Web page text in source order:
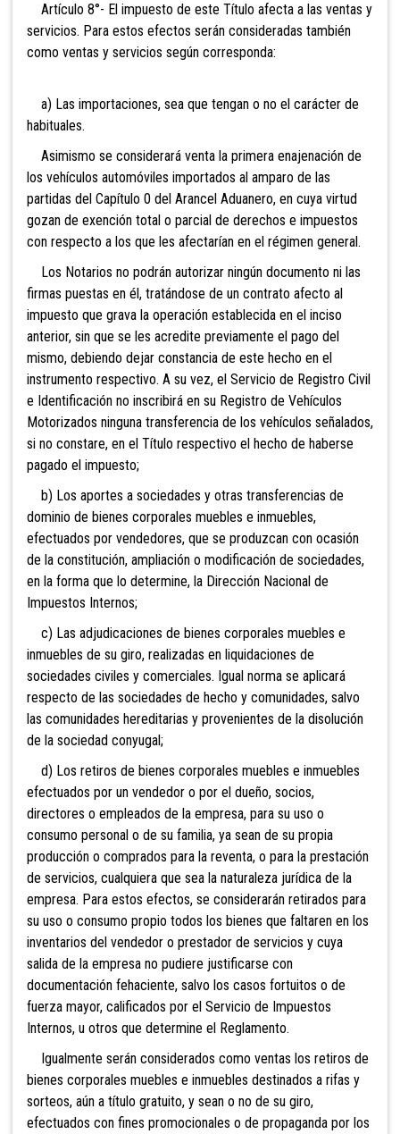
Artículo 8°- El impuesto de este Título afecta a las ventas y
servicios. Para estos efectos serán consideradas también
como ventas y servicios según corresponda:
a) Las importaciones, sea que tengan o no el carácter de
habituales.
Asimismo se considerará venta la primera enajenación de
los vehículos automóviles importados al amparo de las
partidas del Capítulo 0 del Arancel Aduanero, en cuya virtud
gozan de exención total o parcial de derechos e impuestos
con respecto a los que les afectarían en el régimen general.
Los Notarios no podrán autorizar ningún documento ni las
firmas puestas en él, tratándose de un contrato afecto al
impuesto que grava la operación establecida en el inciso
anterior, sin que se les acredite previamente el pago del
mismo, debiendo dejar constancia de este hecho en el
instrumento respectivo. A su vez, el Servicio de Registro Civil
e Identificación no inscribirá en su Registro de Vehículos
Motorizados ninguna transferencia de los vehículos señalados,
si no constare, en el Título respectivo el hecho de haberse
pagado el impuesto;
b) Los aportes a sociedades y otras transferencias de
dominio de bienes corporales muebles e inmuebles,
efectuados por vendedores, que se produzcan con ocasión
de la constitución, ampliación o modificación de sociedades,
en la forma que lo determine, la Dirección Nacional de
Impuestos Internos;
c) Las adjudicaciones de bienes corporales muebles e
inmuebles de su giro, realizadas en liquidaciones de
sociedades civiles y comerciales. Igual norma se aplicará
respecto de las sociedades de hecho y comunidades, salvo
las comunidades hereditarias y provenientes de la disolución
de la sociedad conyugal;
d) Los retiros de bienes corporales muebles e inmuebles
efectuados por un vendedor o por el dueño, socios,
directores o empleados de la empresa, para su uso o
consumo personal o de su familia, ya sean de su propia
producción o comprados para la reventa, o para la prestación
de servicios, cualquiera que sea la naturaleza jurídica de la
empresa. Para estos efectos, se considerarán retirados para
su uso o consumo propio todos los bienes que faltaren en los
inventarios del vendedor o prestador de servicios y cuya
salida de la empresa no pudiere justificarse con
documentación fehaciente, salvo los casos fortuitos o de
fuerza mayor, calificados por el Servicio de Impuestos
Internos, u otros que determine el Reglamento.
Igualmente serán considerados como ventas los retiros de
bienes corporales muebles e inmuebles destinados a rifas y
sorteos, aún a título gratuito, y sean o no de su giro,
efectuados con fines promocionales o de propaganda por los